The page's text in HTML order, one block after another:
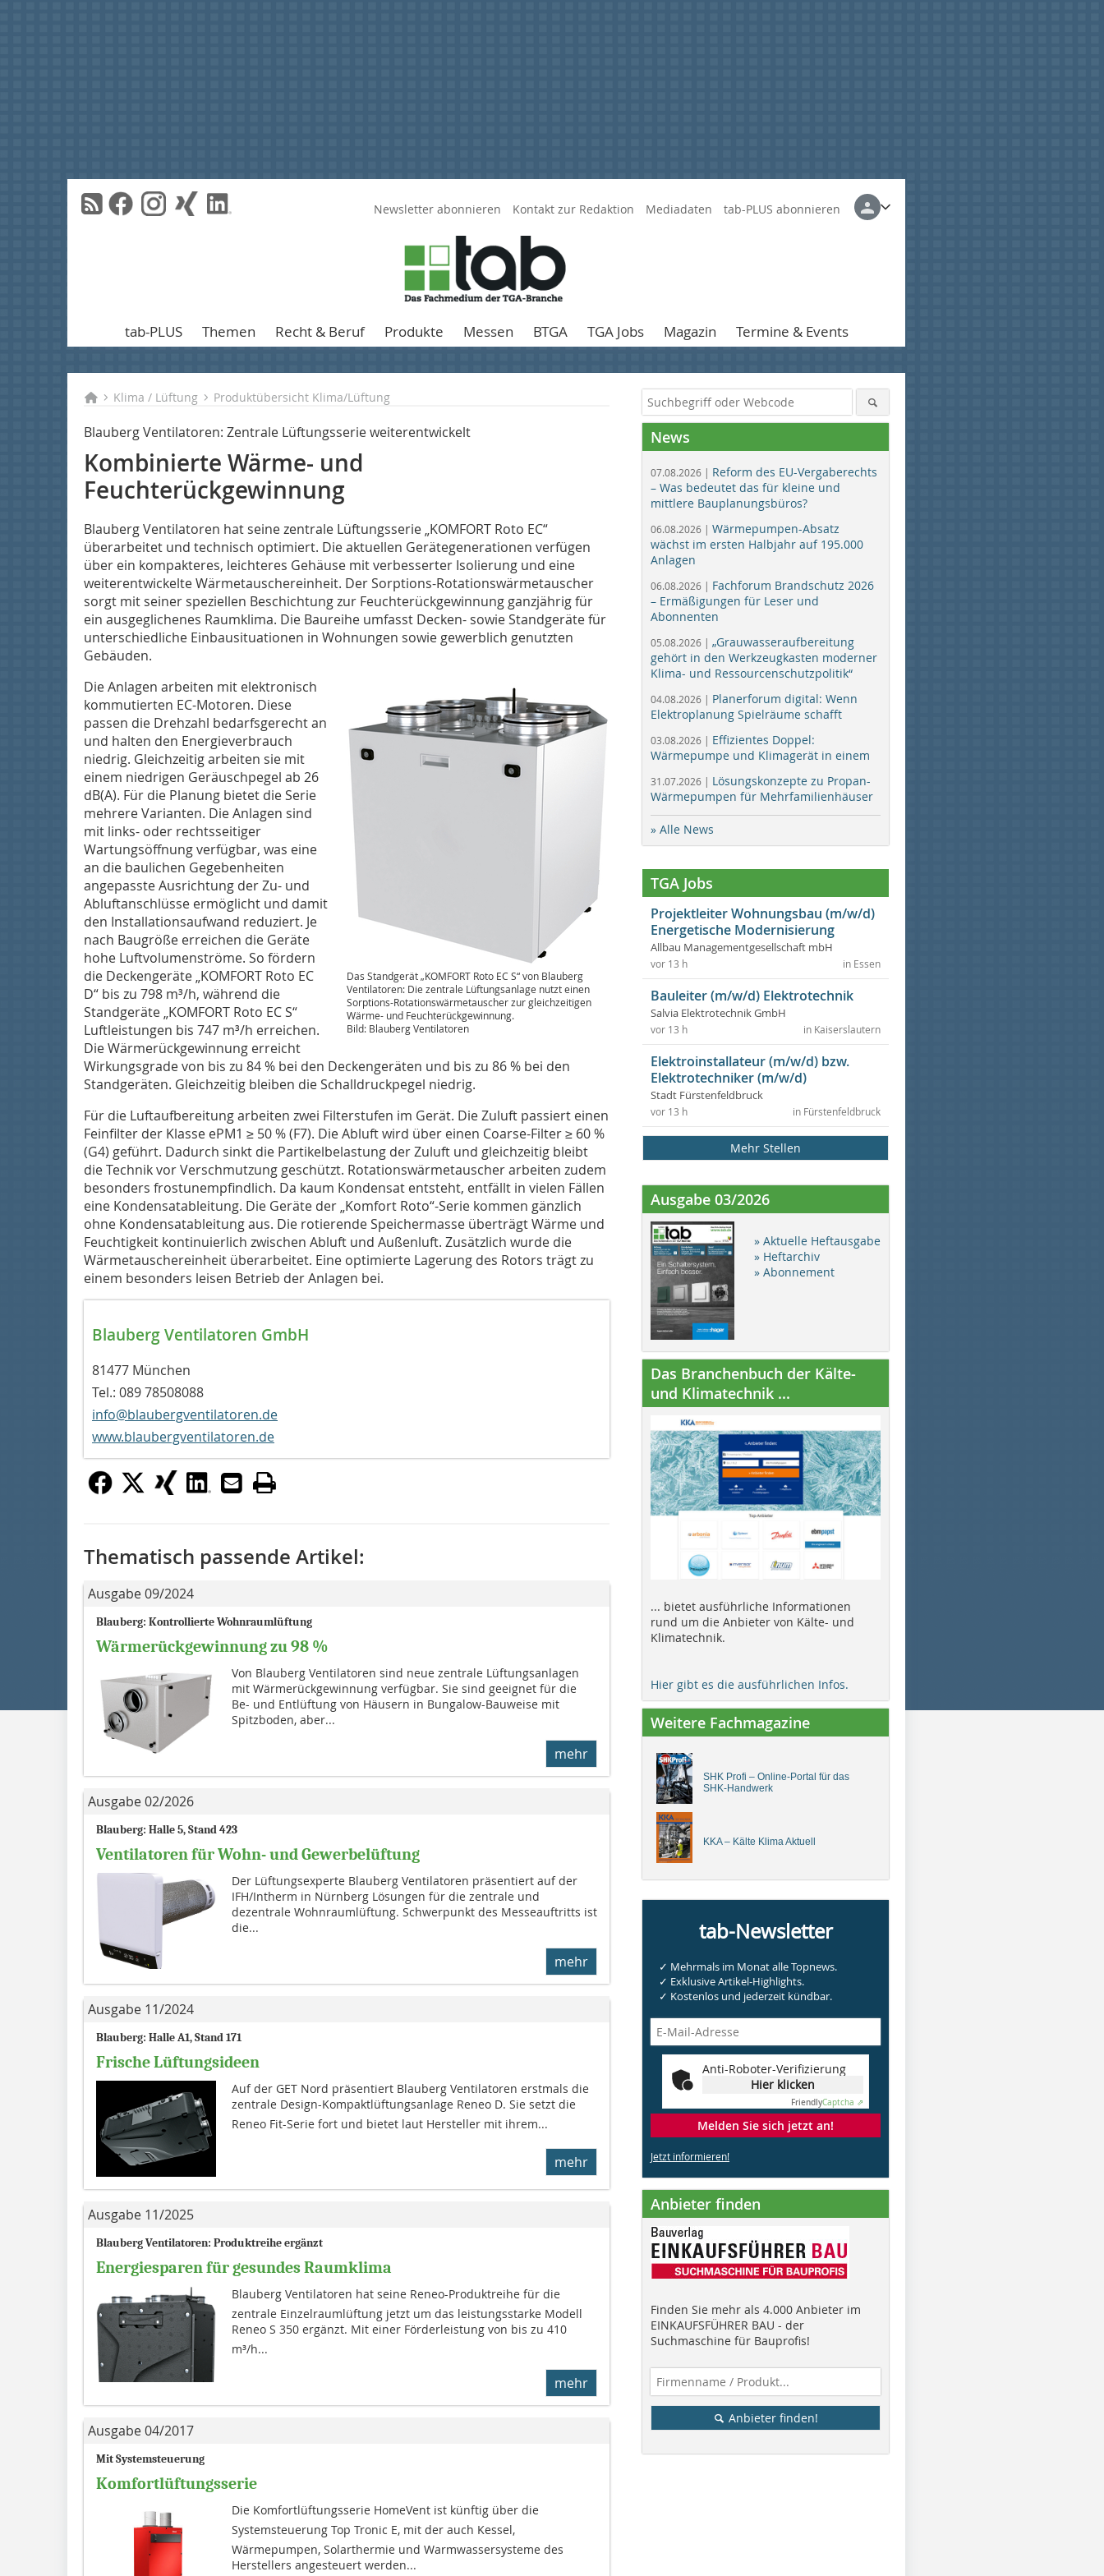
Newsletter abonnieren Kontakt zur Redaktion Mediadaten tab-PLUS abonnieren
tab-PLUS Themen Recht & Beruf Produkte Messen BTGA TGA Jobs Magazin Termine & Events
Klima / Lüftung Produktübersicht Klima/Lüftung
Blauberg Ventilatoren: Zentrale Lüftungsserie weiterentwickelt
Kombinierte Wärme- und
Feuchterückgewinnung
Blauberg Ventilatoren hat seine zentrale Lüftungsserie „KOMFORT Roto EC“
überarbeitet und technisch optimiert. Die aktuellen Gerätegenerationen verfügen
über ein kompakteres, leichteres Gehäuse mit verbesserter Isolierung und eine
weiterentwickelte Wärmetauschereinheit. Der Sorptions-Rotationswärmetauscher
sorgt mit seiner speziellen Beschichtung zur Feuchterückgewinnung ganzjährig für
ein ausgeglichenes Raumklima. Die Baureihe umfasst Decken- sowie Standgeräte für
unterschiedliche Einbausituationen in Wohnungen sowie gewerblich genutzten
Gebäuden.
Das Standgerät „KOMFORT Roto EC S“ von Blauberg
Ventilatoren: Die zentrale Lüftungsanlage nutzt einen
Sorptions-Rotationswärmetauscher zur gleichzeitigen
Wärme- und Feuchterückgewinnung.
Bild: Blauberg Ventilatoren
Die Anlagen arbeiten mit elektronisch
kommutierten EC-Motoren. Diese
passen die Drehzahl bedarfsgerecht an
und halten den Energieverbrauch
niedrig. Gleichzeitig arbeiten sie mit
einem niedrigen Geräuschpegel ab 26
dB(A). Für die Planung bietet die Serie
mehrere Varianten. Die Anlagen sind
mit links- oder rechtsseitiger
Wartungsöffnung verfügbar, was eine
an die baulichen Gegebenheiten
angepasste Ausrichtung der Zu- und
Abluftanschlüsse ermöglicht und damit
den Installationsaufwand reduziert. Je
nach Baugröße erreichen die Geräte
hohe Luftvolumenströme. So fördern
die Deckengeräte „KOMFORT Roto EC
D“ bis zu 798 m³/h, während die
Standgeräte „KOMFORT Roto EC S“
Luftleistungen bis 747 m³/h erreichen.
Die Wärmerückgewinnung erreicht
Wirkungsgrade von bis zu 84 % bei den Deckengeräten und bis zu 86 % bei den
Standgeräten. Gleichzeitig bleiben die Schalldruckpegel niedrig.
Für die Luftaufbereitung arbeiten zwei Filterstufen im Gerät. Die Zuluft passiert einen
Feinfilter der Klasse ePM1 ≥ 50 % (F7). Die Abluft wird über einen Coarse-Filter ≥ 60 %
(G4) geführt. Dadurch sinkt die Partikelbelastung der Zuluft und gleichzeitig bleibt
die Technik vor Verschmutzung geschützt. Rotationswärmetauscher arbeiten zudem
besonders frostunempfindlich. Da kaum Kondensat entsteht, entfällt in vielen Fällen
eine Kondensatableitung. Die Geräte der „Komfort Roto“-Serie kommen gänzlich
ohne Kondensatableitung aus. Die rotierende Speichermasse überträgt Wärme und
Feuchtigkeit kontinuierlich zwischen Abluft und Außenluft. Zusätzlich wurde die
Wärmetauschereinheit überarbeitet. Eine optimierte Lagerung des Rotors trägt zu
einem besonders leisen Betrieb der Anlagen bei.
Blauberg Ventilatoren GmbH
81477 München
Tel.: 089 78508088
info@blaubergventilatoren.de
www.blaubergventilatoren.de
Thematisch passende Artikel:
Ausgabe 09/2024
Blauberg: Kontrollierte Wohnraumlüftung
Wärmerückgewinnung zu 98 %
Von Blauberg Ventilatoren sind neue zentrale Lüftungsanlagen
mit Wärmerückgewinnung verfügbar. Sie sind geeignet für die
Be- und Entlüftung von Häusern in Bungalow-Bauweise mit
Spitzboden, aber...
mehr
Ausgabe 02/2026
Blauberg: Halle 5, Stand 423
Ventilatoren für Wohn- und Gewerbelüftung
Der Lüftungsexperte Blauberg Ventilatoren präsentiert auf der
IFH/Intherm in Nürnberg Lösungen für die zentrale und
dezentrale Wohnraumlüftung. Schwerpunkt des Messeauftritts ist
die...
mehr
Ausgabe 11/2024
Blauberg: Halle A1, Stand 171
Frische Lüftungsideen
Auf der GET Nord präsentiert Blauberg Ventilatoren erstmals die
zentrale Design-Kompaktlüftungsanlage Reneo D. Sie setzt die
Reneo Fit-Serie fort und bietet laut Hersteller mit ihrem...
mehr
Ausgabe 11/2025
Blauberg Ventilatoren: Produktreihe ergänzt
Energiesparen für gesundes Raumklima
Blauberg Ventilatoren hat seine Reneo-Produktreihe für die
zentrale Einzelraumlüftung jetzt um das leistungsstarke Modell
Reneo S 350 ergänzt. Mit einer Förderleistung von bis zu 410
m³/h...
mehr
Ausgabe 04/2017
Mit Systemsteuerung
Komfortlüftungsserie
Die Komfortlüftungsserie HomeVent ist künftig über die
Systemsteuerung Top Tronic E, mit der auch Kessel,
Wärmepumpen, Solarthermie und Warmwassersysteme des
Herstellers angesteuert werden...
News
07.08.2026 | Reform des EU-Vergaberechts
– Was bedeutet das für kleine und
mittlere Bauplanungsbüros?
06.08.2026 | Wärmepumpen-Absatz
wächst im ersten Halbjahr auf 195.000
Anlagen
06.08.2026 | Fachforum Brandschutz 2026
– Ermäßigungen für Leser und
Abonnenten
05.08.2026 | „Grauwasseraufbereitung
gehört in den Werkzeugkasten moderner
Klima- und Ressourcenschutzpolitik“
04.08.2026 | Planerforum digital: Wenn
Elektroplanung Spielräume schafft
03.08.2026 | Effizientes Doppel:
Wärmepumpe und Klimagerät in einem
31.07.2026 | Lösungskonzepte zu Propan-
Wärmepumpen für Mehrfamilienhäuser
» Alle News
TGA Jobs
Projektleiter Wohnungsbau (m/w/d)
Energetische Modernisierung
Allbau Managementgesellschaft mbH
in Essen
vor 13 h
Bauleiter (m/w/d) Elektrotechnik
Salvia Elektrotechnik GmbH
in Kaiserslautern
vor 13 h
Elektroinstallateur (m/w/d) bzw.
Elektrotechniker (m/w/d)
Stadt Fürstenfeldbruck
in Fürstenfeldbruck
vor 13 h
Mehr Stellen
Ausgabe 03/2026
» Aktuelle Heftausgabe
» Heftarchiv
» Abonnement
Das Branchenbuch der Kälte-
und Klimatechnik ...
... bietet ausführliche Informationen
rund um die Anbieter von Kälte- und
Klimatechnik.
Hier gibt es die ausführlichen Infos.
Weitere Fachmagazine
SHK Profi – Online-Portal für das
SHK-Handwerk
KKA – Kälte Klima Aktuell
tab-Newsletter
✓ Mehrmals im Monat alle Topnews.
✓ Exklusive Artikel-Highlights.
✓ Kostenlos und jederzeit kündbar.
Anti-Roboter-Verifizierung
Hier klicken
FriendlyCaptcha ⇗
Melden Sie sich jetzt an!
Jetzt informieren!
Anbieter finden
Finden Sie mehr als 4.000 Anbieter im
EINKAUFSFÜHRER BAU - der
Suchmaschine für Bauprofis!
Anbieter finden!